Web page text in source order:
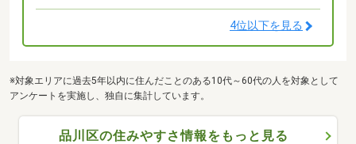
4位以下を見る
※対象エリアに過去5年以内に住んだことのある10代～60代の人を対象として
アンケートを実施し、独自に集計しています。
品川区の住みやすさ情報をもっと見る